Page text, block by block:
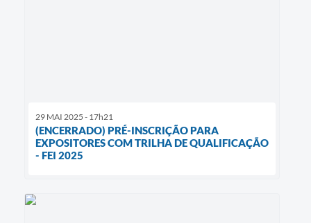
29 MAI 2025 - 17h21
(ENCERRADO) PRÉ-INSCRIÇÃO PARA
EXPOSITORES COM TRILHA DE QUALIFICAÇÃO
- FEI 2025